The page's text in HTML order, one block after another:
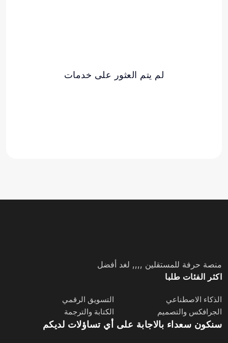
لم يتم العثور على خدمات
منصة حرفة للمستقلين ,,,, لغد أفضل
اكثر الفئات طلبا
الذكاء الاصطناعي
التسويق الرقمي
الجرافكس والتصميم
الكتابة والترجمة
سنكون سعداء بالاجابة على أي تساؤلات لديكم